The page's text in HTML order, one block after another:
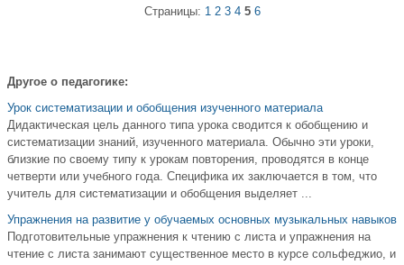
Страницы: 1 2 3 4 5 6
Другое о педагогике:
Урок систематизации и обобщения изученного материала
Дидактическая цель данного типа урока сводится к обобщению и
систематизации знаний, изученного материала. Обычно эти уроки,
близкие по своему типу к урокам повторения, проводятся в конце
четверти или учебного года. Специфика их заключается в том, что
учитель для систематизации и обобщения выделяет ...
Упражнения на развитие у обучаемых основных музыкальных навыков
Подготовительные упражнения к чтению с листа и упражнения на
чтение с листа занимают существенное место в курсе сольфеджио, и